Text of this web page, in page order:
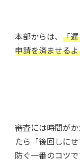
本部からは、 「
申請を済ませる
審査には時間が
たら「後回しに
防ぐ一番のコツで